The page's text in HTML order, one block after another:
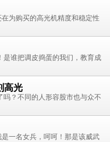
为购买的高光机精度和稳定性
是谁把调皮捣蛋的我们，教育成
高光
？不同的人形容股市也与众不
一名女兵，呵呵！那是该威武